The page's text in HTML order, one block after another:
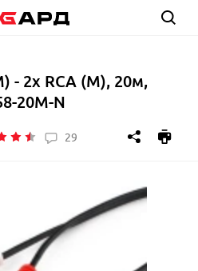
- 2x RCA (M), 20м,
20M-N
29